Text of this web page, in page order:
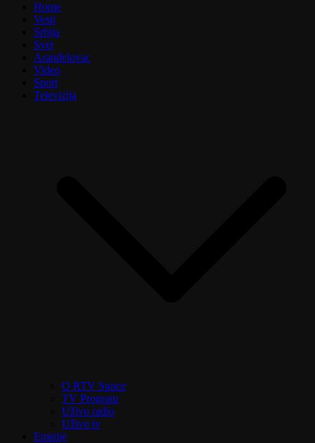
Home
Vesti
Srbija
Svet
Aranđelovac
Video
Sport
Televizija
O RTV Sunce
TV Program
Uživo radio
Uživo tv
Emisije